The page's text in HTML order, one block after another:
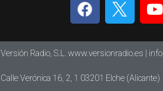
Versión Radio, S.L. www.versionradio.es |
Calle Verónica 16, 2, 1 03201 Elche (Alicante)